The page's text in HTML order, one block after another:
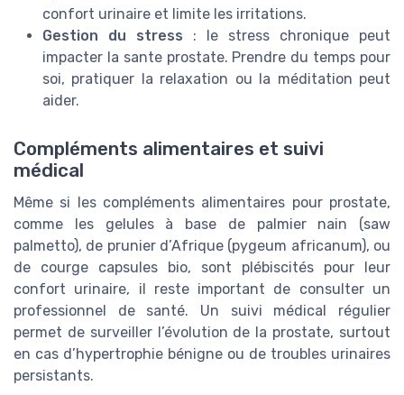
confort urinaire et limite les irritations.
Gestion du stress : le stress chronique peut
impacter la sante prostate. Prendre du temps pour
soi, pratiquer la relaxation ou la méditation peut
aider.
Compléments alimentaires et suivi
médical
Même si les compléments alimentaires pour prostate,
comme les gelules à base de palmier nain (saw
palmetto), de prunier d’Afrique (pygeum africanum), ou
de courge capsules bio, sont plébiscités pour leur
confort urinaire, il reste important de consulter un
professionnel de santé. Un suivi médical régulier
permet de surveiller l’évolution de la prostate, surtout
en cas d’hypertrophie bénigne ou de troubles urinaires
persistants.